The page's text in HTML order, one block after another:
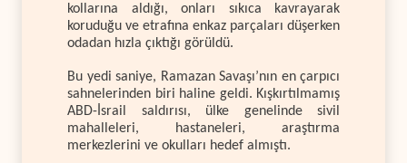
kollarına aldığı, onları sıkıca kavrayarak
koruduğu ve etrafına enkaz parçaları düşerken
odadan hızla çıktığı görüldü.
Bu yedi saniye, Ramazan Savaşı’nın en çarpıcı
sahnelerinden biri haline geldi. Kışkırtılmamış
ABD-İsrail saldırısı, ülke genelinde sivil
mahalleleri, hastaneleri, araştırma
merkezlerini ve okulları hedef almıştı.